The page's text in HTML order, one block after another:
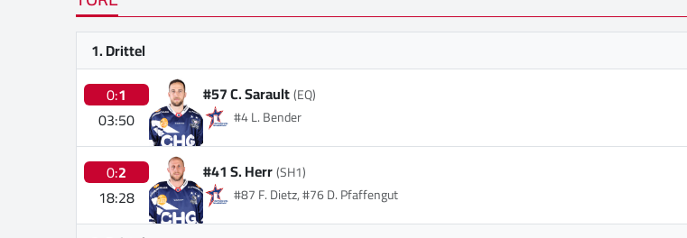
1. Drittel
0:1
03:50
#57 C. Sarault(EQ)
#4 L. Bender
0:2
18:28
#41 S. Herr(SH1)
#87 F. Dietz, #76 D. Pfaffengut